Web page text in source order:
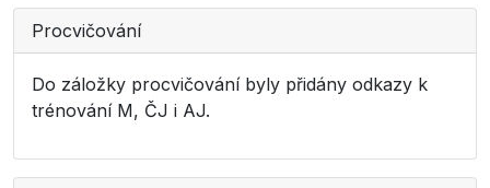
Procvičování
Do záložky procvičování byly přidány odkazy k
trénování M, ČJ i AJ.